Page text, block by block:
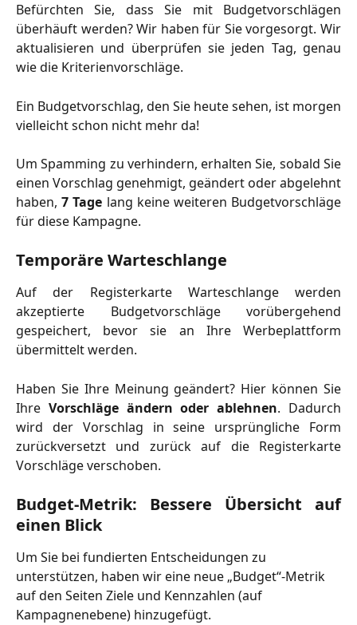
Befürchten Sie, dass Sie mit Budgetvorschlägen
überhäuft werden? Wir haben für Sie vorgesorgt. Wir
aktualisieren und überprüfen sie jeden Tag, genau
wie die Kriterienvorschläge.
Ein Budgetvorschlag, den Sie heute sehen, ist morgen
vielleicht schon nicht mehr da!
Um Spamming zu verhindern, erhalten Sie, sobald Sie
einen Vorschlag genehmigt, geändert oder abgelehnt
haben,7 Tage lang keine weiteren Budgetvorschläge
für diese Kampagne.
Temporäre Warteschlange
Auf der Registerkarte Warteschlange werden
akzeptierte Budgetvorschläge vorübergehend
gespeichert, bevor sie an Ihre Werbeplattform
übermittelt werden.
Haben Sie Ihre Meinung geändert? Hier können Sie
Ihre Vorschläge ändern oder ablehnen. Dadurch
wird der Vorschlag in seine ursprüngliche Form
zurückversetzt und zurück auf die Registerkarte
Vorschläge verschoben.
Budget-Metrik: Bessere Übersicht auf
einen Blick
Um Sie bei fundierten Entscheidungen zu
unterstützen, haben wir eine neue „Budget“-Metrik
auf den Seiten Ziele und Kennzahlen (auf
Kampagnenebene) hinzugefügt.